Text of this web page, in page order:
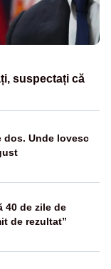
suspectați că
dos. Unde lovesc
40 de zile de
de rezultat”